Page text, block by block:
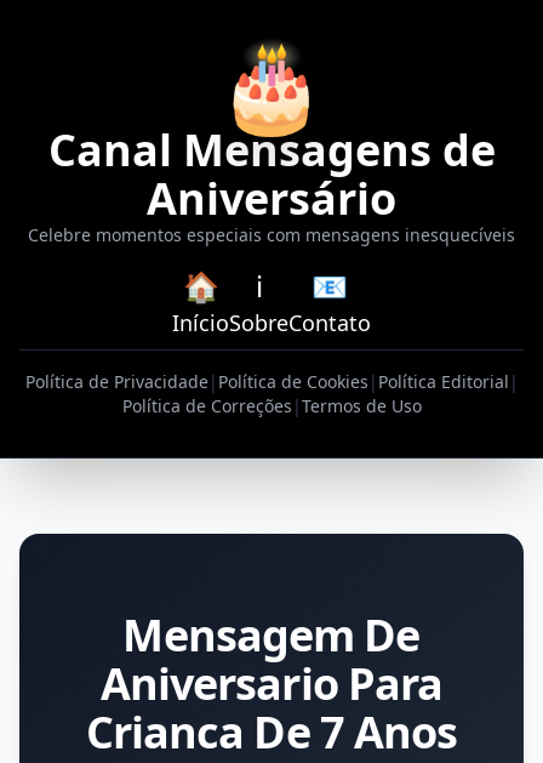
🎂
Canal Mensagens de
Aniversário
Celebre momentos especiais com mensagens inesquecíveis
🏠
Início
ℹ️
Sobre
📧
Contato
Política de Privacidade| Política de Cookies | Política Editorial |
Política de Correções |Termos de Uso
Mensagem De
Aniversario Para
Crianca De 7 Anos